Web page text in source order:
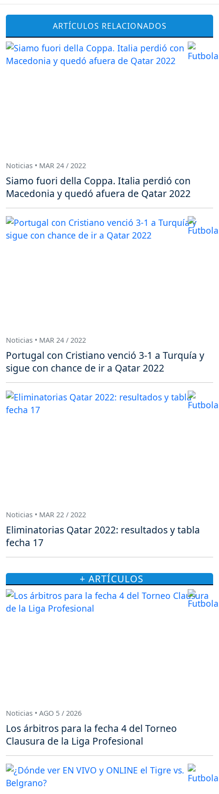
ARTÍCULOS RELACIONADOS
Noticias • MAR 24 / 2022
Siamo fuori della Coppa. Italia perdió con
Macedonia y quedó afuera de Qatar 2022
Noticias • MAR 24 / 2022
Portugal con Cristiano venció 3-1 a Turquía y
sigue con chance de ir a Qatar 2022
Noticias • MAR 22 / 2022
Eliminatorias Qatar 2022: resultados y tabla
fecha 17
+ ARTÍCULOS
Noticias • AGO 5 / 2026
Los árbitros para la fecha 4 del Torneo
Clausura de la Liga Profesional